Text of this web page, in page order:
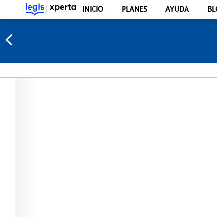
INICIO PLANES AYUDA